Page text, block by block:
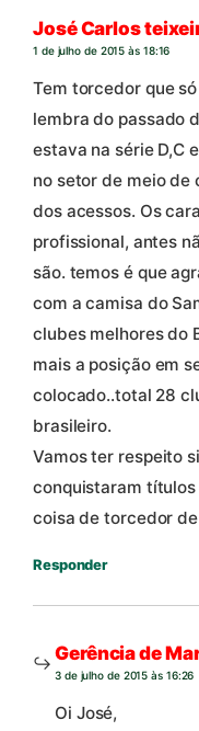
José Carlos
1 de julho de 2015 às 18:16
Tem torcedor que
lembra do passado
estava na série D,C
no setor de meio de
dos acessos. Os
profissional, antes
são. temos é que
com a camisa do
clubes melhores do
mais a posição em
colocado..total 28
brasileiro.
Vamos ter respeito
conquistaram títulos
coisa de torcedor
Responder
Gerência de
3 de julho de 2015 às 16:26
Oi José,